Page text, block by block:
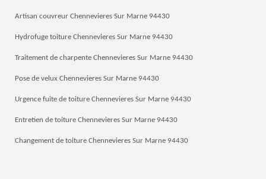
Artisan couvreur Chennevieres Sur Marne 94430
Hydrofuge toiture Chennevieres Sur Marne 94430
Traitement de charpente Chennevieres Sur Marne 94430
Pose de velux Chennevieres Sur Marne 94430
Urgence fuite de toiture Chennevieres Sur Marne 94430
Entretien de toiture Chennevieres Sur Marne 94430
Changement de toiture Chennevieres Sur Marne 94430